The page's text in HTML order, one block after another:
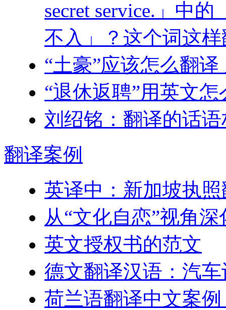
secret service.」中
不入」？这个词这
“土豪”应该怎么翻
“退休返聘”用英文怎
刘绍铭：翻译的话
翻译案例
英译中：新加坡执
从“文化自恋”视角
英文授权书的范文
德文翻译汉语：汽
荷兰语翻译中文案